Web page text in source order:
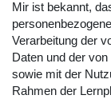
Mir ist bekannt,
Verarbeitung der
Daten und der
sowie mit der
Rahmen der